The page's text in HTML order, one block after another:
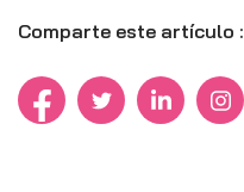
Comparte este artículo :